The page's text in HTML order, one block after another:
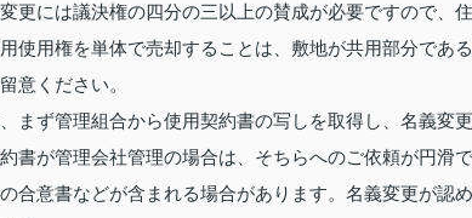
更には議決権の四分の三以上の賛成が必要ですので、住
使用権を単体で売却することは、敷地が共用部分である
意ください。
まず管理組合から使用契約書の写しを取得し、名義変更
書が管理会社管理の場合は、そちらへのご依頼が円滑で
合意書などが含まれる場合があります。名義変更が認め